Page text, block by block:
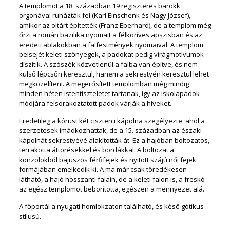
A templomot a 18. században 19 regiszteres barokk
orgonával ruházták fel (Karl Einschenk és Nagy József),
amikor az oltárt építették (Franz Eberhard), de a templom még
őrzi a román bazilika nyomait a félköríves apszisban és az
eredeti ablakokban a falfestmények nyomaival. A templom
belsejét keleti szőnyegek, a padokat pedig virágmotívumok
díszítik. A szószék közvetlenül a falba van építve, és nem
külső lépcsőn keresztül, hanem a sekrestyén keresztül lehet
megközelíteni. A megerősített templomban még mindig
minden héten istentiszteletet tartanak, így az iskolapadok
módjára felsorakoztatott padok várják a híveket.
Eredetileg a kórust két ciszterci kápolna szegélyezte, ahol a
szerzetesek imádkozhattak, de a 15. században az északi
kápolnát sekrestyévé alakították át. Ez a hajóban boltozatos,
terrakotta áttörésekkel és bordákkal. A boltozat a
konzolokból bajuszos férfifejek és nyitott szájú női fejek
formájában emelkedik ki. A ma már csak töredékesen
látható, a hajó hosszanti falain, de a keleti falon is, a freskó
az egész templomot beborította, egészen a mennyezet alá.
A főportál a nyugati homlokzaton található, és késő gótikus
stílusú.